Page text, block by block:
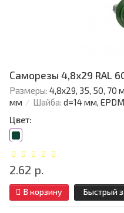
Саморезы 4,8х29 RAL
Размеры: 4,8х29, 35, 50, 70
мм
Шайба: d=14 мм,
Цвет:
2.62 р.
В корзину Быстрый